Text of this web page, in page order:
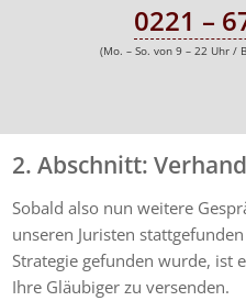
0221 –
(Mo. – So. von 9 – 22 Uhr /
2. Abschnitt:
Sobald also nun weitere
unseren Juristen
Strategie gefunden wurde, ist
Ihre Gläubiger zu versenden.